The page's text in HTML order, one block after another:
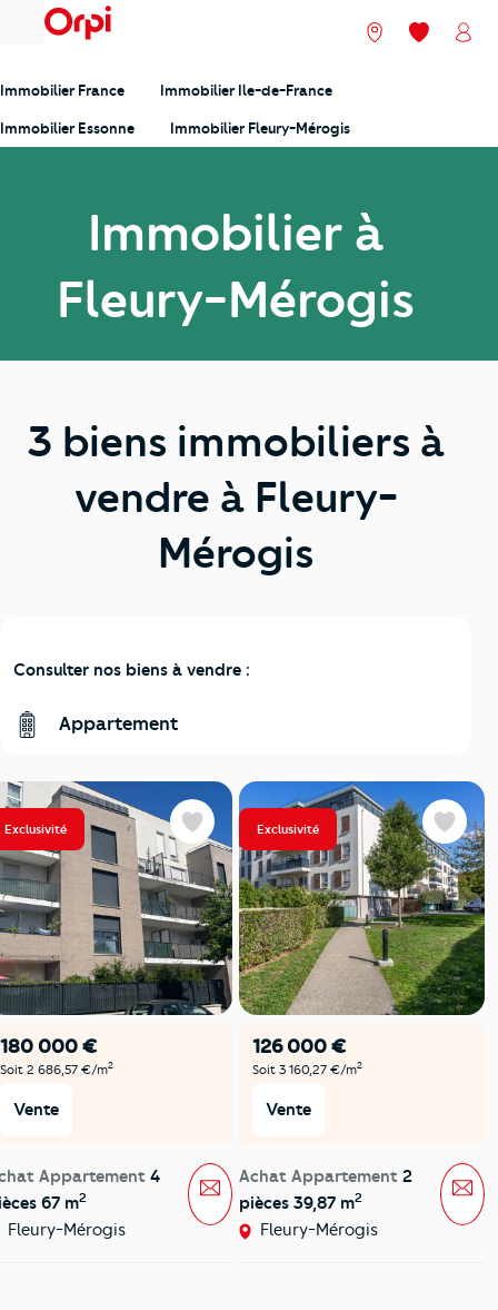
menu Nos agences
Mes
Immobilier France Immobilier Ile-de-France
Immobilier Essonne Immobilier Fleury-Mérogis
Immobilier à
Fleury-Mérogis
3 biens immobiliers à
vendre à Fleury-
Mérogis
Consulter nos biens à vendre :
Appartement
Exclusivité
180 000 €
Soit 2 686,57 €/m2
Vente
Appartement 4
67 m2
Fleury-Mérogis
Favoris
Message
Exclusivité
126 000 €
Soit 3 160,27 €/m2
Vente
Achat Appartement 2
pièces 39,87 m2
Fleury-Mérogis
Favoris